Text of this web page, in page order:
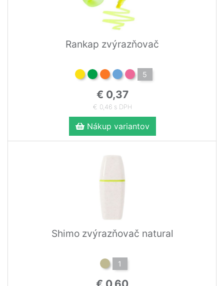
Rankap zvýrazňovač
5
€ 0,37
€ 0,46 s DPH
Nákup variantov
Shimo zvýrazňovač natural
1